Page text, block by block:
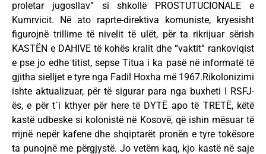
proletar jugosllav” si shkollë PROSTUTUCIONALE e
Kumrvicit. Në ato raprte-direktiva komuniste, kryesisht
figurojnë trillime të nivelit të ulët, për ta rikrijuar sërish
KASTËN e DAHIVE të kohës kralit dhe “vaktit” rankoviqist
e pse jo edhe titist, sepse Titua i ka pasë në informatë të
gjitha sielljet e tyre nga Fadil Hoxha më 1967.Rikolonizimi
ishte aktualizuar, për të sigurar para nga buxheti I RSFJ-
ës, e për t`i kthyer për here të DYTË apo të TRETË, këtë
kastë udbeske si kolonistë në Kosovë, që ishin mësuar të
rrijnë nepër kafene dhe shqiptarët pronën e tyre tokësore
ta punojnë me përgjystë. Jo vetëm kaq, kjo kastë në saje